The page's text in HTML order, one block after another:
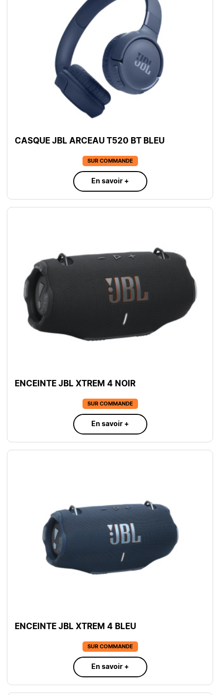
CASQUE JBL ARCEAU T520 BT BLEU
SUR COMMANDE
En savoir +
ENCEINTE JBL XTREM 4 NOIR
SUR COMMANDE
En savoir +
ENCEINTE JBL XTREM 4 BLEU
SUR COMMANDE
En savoir +